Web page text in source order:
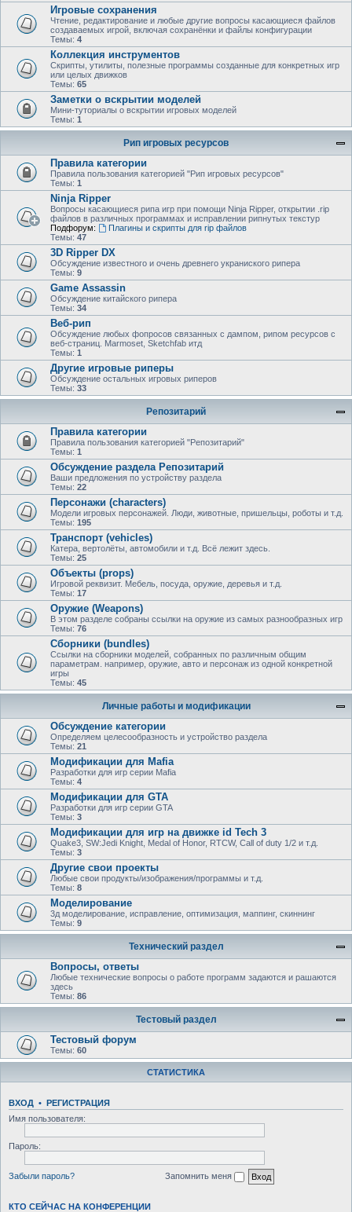
Игровые сохранения
Чтение, редактирование и любые другие вопросы касающиеся файлов
создаваемых игрой, включая сохранёнки и файлы конфигурации
Темы: 4
Коллекция инструментов
Скрипты, утилиты, полезные программы созданные для конкретных игр
или целых движков
Темы: 65
Заметки о вскрытии моделей
Мини-туториалы о вскрытии игровых моделей
Темы: 1
Рип игровых ресурсов
Правила категории
Правила пользования категорией "Рип игровых ресурсов"
Темы: 1
Ninja Ripper
Вопросы касающиеся рипа игр при помощи Ninja Ripper, открытии .rip
файлов в различных программах и исправлении рипнутых текстур
Подфорум:
Плагины и скрипты для rip файлов
Темы: 47
3D Ripper DX
Обсуждение известного и очень древнего украниского рипера
Темы: 9
Game Assassin
Обсуждение китайского рипера
Темы: 34
Веб-рип
Обсуждение любых фопросов связанных с дампом, рипом ресурсов с
веб-страниц. Marmoset, Sketchfab итд
Темы: 1
Другие игровые риперы
Обсуждение остальных игровых риперов
Темы: 33
Репозитарий
Правила категории
Правила пользования категорией "Репозитарий"
Темы: 1
Обсуждение раздела Репозитарий
Ваши предложения по устройству раздела
Темы: 22
Персонажи (characters)
Модели игровых персонажей. Люди, животные, пришельцы, роботы и т.д.
Темы: 195
Транспорт (vehicles)
Катера, вертолёты, автомобили и т.д. Всё лежит здесь.
Темы: 25
Объекты (props)
Игровой реквизит. Мебель, посуда, оружие, деревья и т.д.
Темы: 17
Оружие (Weapons)
В этом разделе собраны ссылки на оружие из самых разнообразных игр
Темы: 76
Сборники (bundles)
Ссылки на сборники моделей, собранных по различным общим
параметрам. например, оружие, авто и персонаж из одной конкретной
игры
Темы: 45
Личные работы и модификации
Обсуждение категории
Определяем целесообразность и устройство раздела
Темы: 21
Модификации для Mafia
Разработки для игр серии Mafia
Темы: 4
Модификации для GTA
Разработки для игр серии GTA
Темы: 3
Модификации для игр на движке id Tech 3
Quake3, SW:Jedi Knight, Medal of Honor, RTCW, Call of duty 1/2 и т.д.
Темы: 3
Другие свои проекты
Любые свои продукты/изображения/программы и т.д.
Темы: 8
Моделирование
3д моделирование, исправление, оптимизация, маппинг, скиннинг
Темы: 9
Технический раздел
Вопросы, ответы
Любыe технические вопросы о работе программ задаются и рашаются
здесь
Темы: 86
Тестовый раздел
Тестовый форум
Темы: 60
СТАТИСТИКА
ВХОД • РЕГИСТРАЦИЯ
Имя пользователя:
Пароль:
Забыли пароль? Запомнить меня
КТО СЕЙЧАС НА КОНФЕРЕНЦИИ